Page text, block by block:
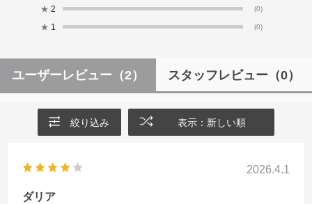
★ 2 (0)
★ 1 (0)
ユーザーレビュー （2） スタッフレビュー （0）
絞り込み 表示：新しい順
2026.4.1
ダリア